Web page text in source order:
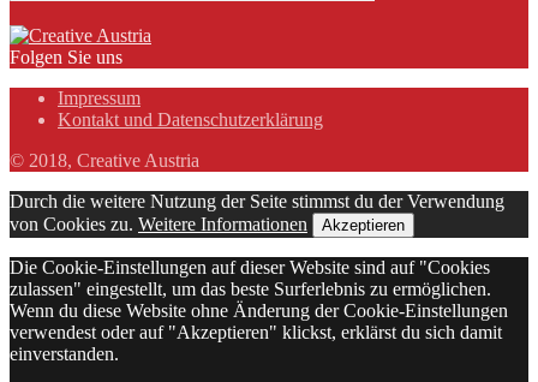
Folgen Sie uns
Impressum
Kontakt und Datenschutzerklärung
© 2018, Creative Austria
Durch die weitere Nutzung der Seite stimmst du der Verwendung
von Cookies zu. Weitere Informationen Akzeptieren
Die Cookie-Einstellungen auf dieser Website sind auf "Cookies
zulassen" eingestellt, um das beste Surferlebnis zu ermöglichen.
Wenn du diese Website ohne Änderung der Cookie-Einstellungen
verwendest oder auf "Akzeptieren" klickst, erklärst du sich damit
einverstanden.